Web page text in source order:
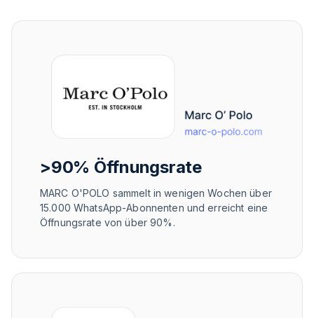
>90% Öffnungsrate
MARC O'POLO sammelt in wenigen Wochen über
15.000 WhatsApp-Abonnenten und erreicht eine
Öffnungsrate von über 90%.